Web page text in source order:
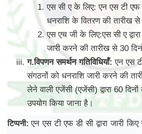
एस सी ए के लिए: एन एस टी एफ
धनराशि के वितरण की तारीख
एस एच जी के लिए:एस सी ए
जारी करने की तारीख से 30
ग.विपणन समर्थन गतिविधियाँ: एन एस
संगठनों को धनराशि जारी करने की
लेने वाली एजेंसी (एजेंसी) द्वारा 60
उपयोग किया जाना है।
टिप्पनी:एन एस टी एफ डी सी द्वारा जारी